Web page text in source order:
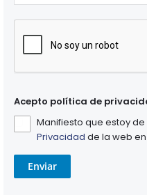
Acepto política de
Manifiesto que estoy
Privacidad de la web
Enviar